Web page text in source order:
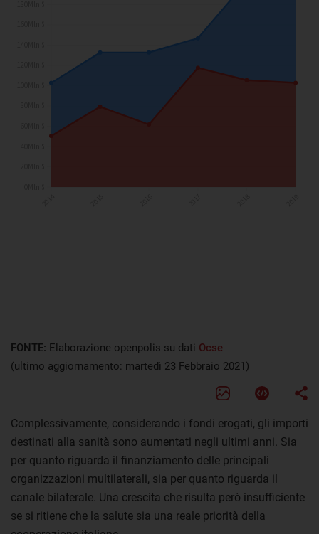
FONTE: Elaborazione openpolis su dati Ocse
(ultimo aggiornamento: martedì 23 Febbraio 2021)
Complessivamente, considerando i fondi erogati, gli importi
destinati alla sanità sono aumentati negli ultimi anni. Sia
per quanto riguarda il finanziamento delle principali
organizzazioni multilaterali, sia per quanto riguarda il
canale bilaterale. Una crescita che risulta però insufficiente
se si ritiene che la salute sia una reale priorità della